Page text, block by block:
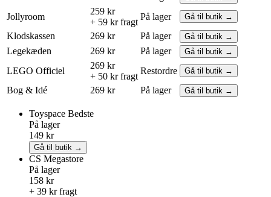
Jollyroom
259 kr
+ 59 kr fragt
På lager Gå til butik →
Klodskassen 269 kr På lager Gå til butik →
Legekæden 269 kr På lager Gå til butik →
LEGO Officiel
269 kr
+ 50 kr fragt
Restordre Gå til butik →
Bog & Idé 269 kr På lager Gå til butik →
Toyspace Bedste
På lager
149 kr
Gå til butik →
CS Megastore
På lager
158 kr
+ 39 kr fragt